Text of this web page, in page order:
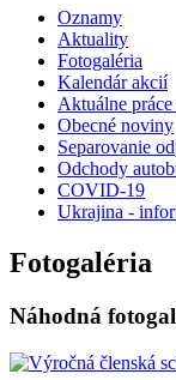
Oznamy
Aktuality
Fotogaléria
Kalendár akcií
Aktuálne
Obecné noviny
Separovanie
Odchody
COVID-19
Ukrajina -
Fotogaléria
Náhodná